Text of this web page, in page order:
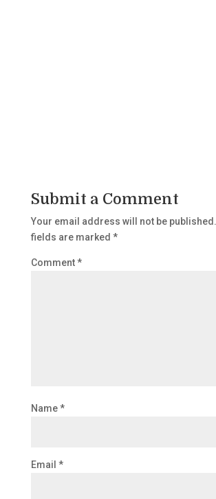
Submit a Comment
Your email address will not be published.
fields are marked *
Comment*
Name*
Email *